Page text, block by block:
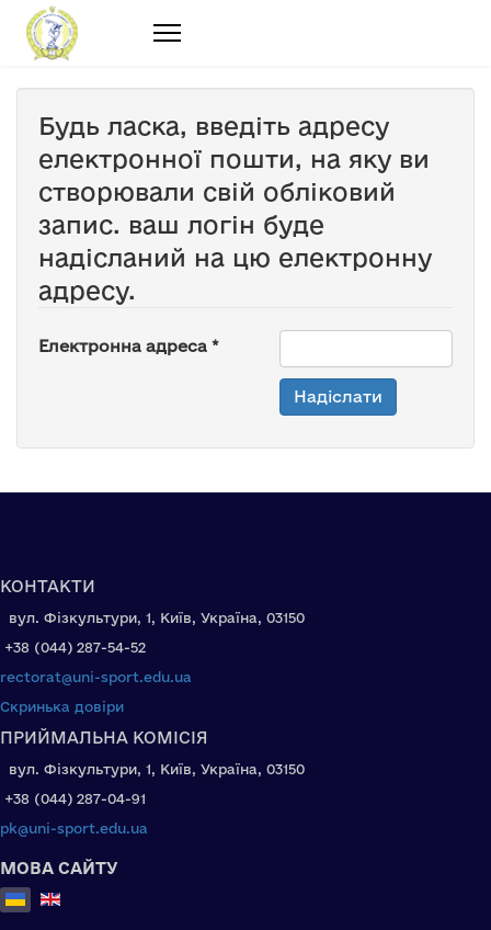
Будь ласка, введіть адресу
електронної пошти, на яку ви
створювали свій обліковий
запис. ваш логін буде
надісланий на цю електронну
адресу.
Електронна адреса *
Надіслати
КОНТАКТИ
вул. Фізкультури, 1, Київ, Україна, 03150
+38 (044) 287-54-52
rectorat@uni-sport.edu.ua
Скринька довіри
ПРИЙМАЛЬНА КОМІСІЯ
вул. Фізкультури, 1, Київ, Україна, 03150
+38 (044) 287-04-91
pk@uni-sport.edu.ua
МОВА САЙТУ
Оберіть свою мову